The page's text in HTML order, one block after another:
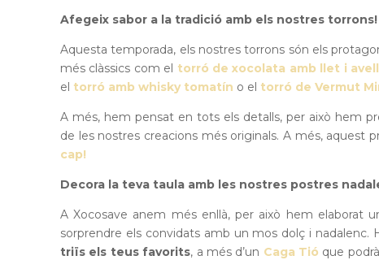
Afegeix sabor a la tradició amb els nostres torrons!
Aquesta temporada, els nostres torrons són els
més clàssics com el torró de xocolata amb llet i
el torró amb whisky tomatín o el torró de Vermut
A més, hem pensat en tots els detalls, per això hem
de les nostres creacions més originals. A més, aquest
cap!
Decora la teva taula amb les nostres postres
A Xocosave anem més enllà, per això hem elaborat
sorprendre els convidats amb un mos dolç i nadalenc.
triïs els teus favorits, a més d’un Caga Tió que